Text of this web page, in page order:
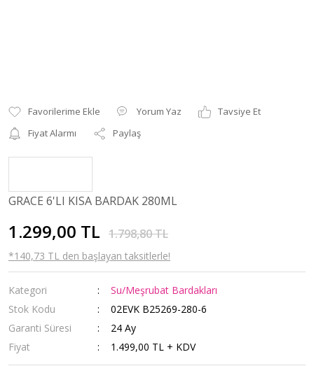
Yorum Yaz
Tavsiye Et
Fiyat Alarmı
Paylaş
GRACE 6'LI KISA BARDAK 280ML
1.299,00 TL 1.798,80 TL
*140,73 TL den başlayan taksitlerle!
Kategori
Su/Meşrubat Bardakları
Stok Kodu
02EVK B25269-280-6
Garanti Süresi
24 Ay
Fiyat
1.499,00 TL + KDV